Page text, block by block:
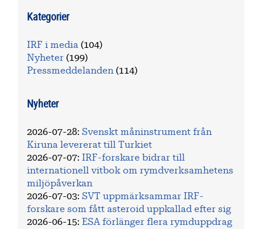
Kategorier
IRF i media (104)
Nyheter (199)
Pressmeddelanden (114)
Nyheter
2026-07-28: Svenskt måninstrument från
Kiruna levererat till Turkiet
2026-07-07: IRF-forskare bidrar till
internationell vitbok om rymdverksamhetens
miljöpåverkan
2026-07-03: SVT uppmärksammar IRF-
forskare som fått asteroid uppkallad efter sig
2026-06-15: ESA förlänger flera rymduppdrag